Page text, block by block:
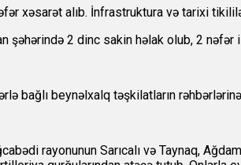
xəsarət alıb. İnfrastruktura və tarixi
şəhərində 2 dinc sakin həlak olub, 2 nəfər
bağlı beynəlxalq təşkilatların
rayonunun Sarıcalı və Taynaq,